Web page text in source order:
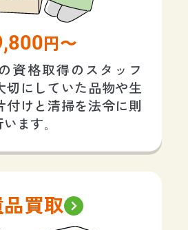
円〜
資格取得のスタッフ
切にしていた品物や生
付けと清掃を法令に則
ます。
買取